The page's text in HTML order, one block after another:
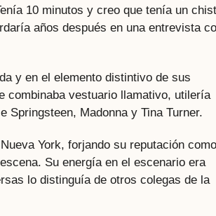
10 minutos y creo que tenía un
años después en una entrevista
y en el elemento distintivo de sus
combinaba vestuario llamativo, utilería
Springsteen, Madonna y Tina Turner.
York, forjando su reputación como
Su energía en el escenario era
lo distinguía de otros colegas de la